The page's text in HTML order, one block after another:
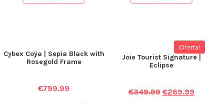
Cybex Coÿa | Sepia Black with
Rosegold Frame
€799.99
¡Oferta!
Joie Tourist Signature |
Eclipse
€349.99 €269.99